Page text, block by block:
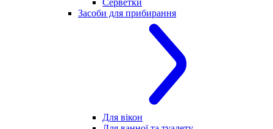
Засоби для прибирання
Для вікон